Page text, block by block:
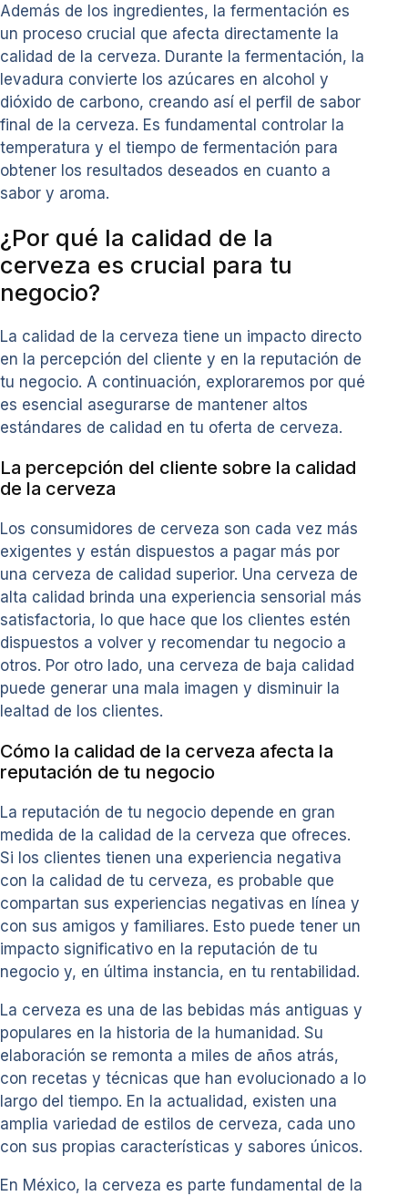
Además de los ingredientes, la fermentación es
un proceso crucial que afecta directamente la
calidad de la cerveza. Durante la fermentación, la
levadura convierte los azúcares en alcohol y
dióxido de carbono, creando así el perfil de sabor
final de la cerveza. Es fundamental controlar la
temperatura y el tiempo de fermentación para
obtener los resultados deseados en cuanto a
sabor y aroma.
¿Por qué la calidad de la
cerveza es crucial para tu
negocio?
La calidad de la cerveza tiene un impacto directo
en la percepción del cliente y en la reputación de
tu negocio. A continuación, exploraremos por qué
es esencial asegurarse de mantener altos
estándares de calidad en tu oferta de cerveza.
La percepción del cliente sobre la calidad
de la cerveza
Los consumidores de cerveza son cada vez más
exigentes y están dispuestos a pagar más por
una cerveza de calidad superior. Una cerveza de
alta calidad brinda una experiencia sensorial más
satisfactoria, lo que hace que los clientes estén
dispuestos a volver y recomendar tu negocio a
otros. Por otro lado, una cerveza de baja calidad
puede generar una mala imagen y disminuir la
lealtad de los clientes.
Cómo la calidad de la cerveza afecta la
reputación de tu negocio
La reputación de tu negocio depende en gran
medida de la calidad de la cerveza que ofreces.
Si los clientes tienen una experiencia negativa
con la calidad de tu cerveza, es probable que
compartan sus experiencias negativas en línea y
con sus amigos y familiares. Esto puede tener un
impacto significativo en la reputación de tu
negocio y, en última instancia, en tu rentabilidad.
La cerveza es una de las bebidas más antiguas y
populares en la historia de la humanidad. Su
elaboración se remonta a miles de años atrás,
con recetas y técnicas que han evolucionado a lo
largo del tiempo. En la actualidad, existen una
amplia variedad de estilos de cerveza, cada uno
con sus propias características y sabores únicos.
En México, la cerveza es parte fundamental de la